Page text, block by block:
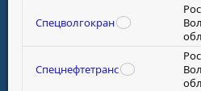
Спецволгокран
Спецнефтетранс